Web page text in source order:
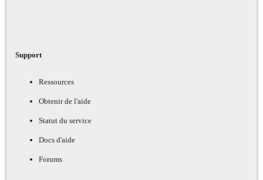
Support
Ressources
Obtenir de l'aide
Statut du service
Docs d'aide
Forums